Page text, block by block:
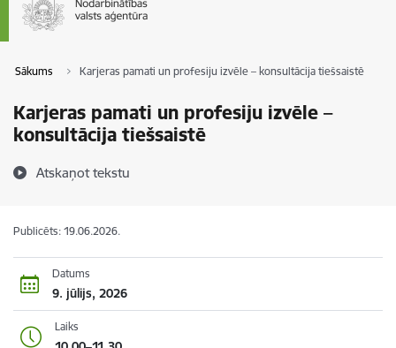
Sākums Karjeras pamati un profesiju izvēle – konsultācija tiešsaistē
Karjeras pamati un profesiju izvēle –
konsultācija tiešsaistē
Atskaņot tekstu
Publicēts: 19.06.2026.
Datums
9. jūlijs, 2026
Laiks